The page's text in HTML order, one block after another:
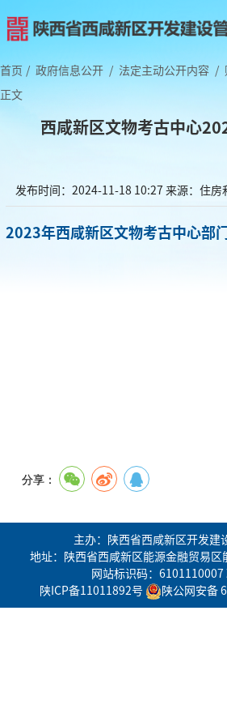
首页 / 政府信息公开 / 法定主动公开内容 /
正文
西咸新区文物考古中心
发布时间：2024-11-18 10:27 来源：住房
2023年西咸新区文物考古中心部
分享：
主办：陕西省西咸新区开发建
地址：陕西省西咸新区能源金融贸易
网站标识码：6101110007
陕ICP备11011892号
陕公网安备